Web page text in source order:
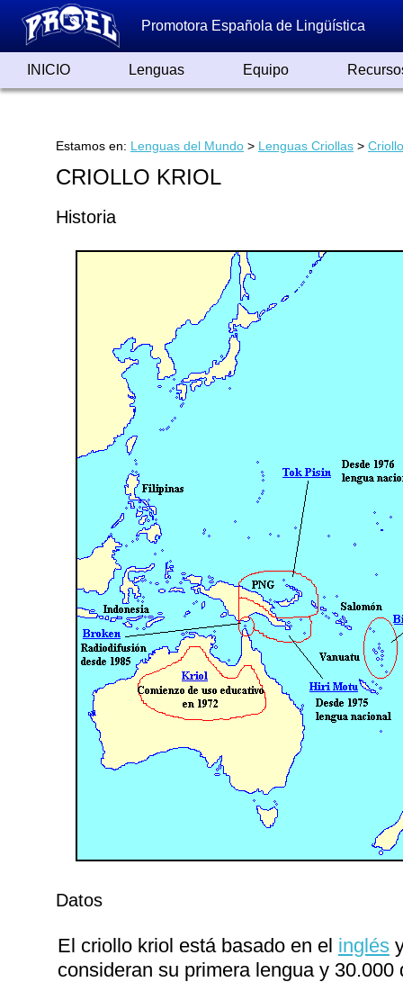
Promotora Española de Lingüística
INICIO Lenguas Equipo
Estamos en: Lenguas del Mundo > Lenguas Criollas >
CRIOLLO KRIOL
Historia
Datos
El criollo kriol está basado en el inglés
consideran su primera lengua y